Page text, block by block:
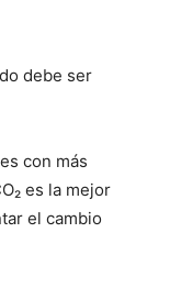
debe ser
con más
es la mejor
el cambio